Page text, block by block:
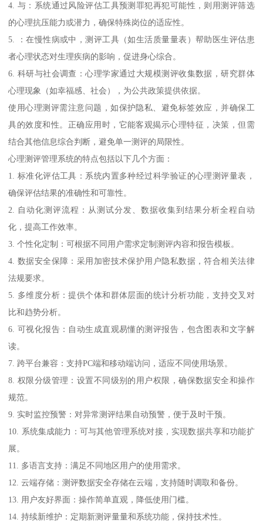
4. 与：系统通过风险评估工具预测罪犯再犯可能性，则用测评筛选
的心理抗压能力或潜力，确保特殊岗位的适应性。
5. ：在慢性病或中，测评工具（如生活质量量表）帮助医生评估患
者心理状态对生理疾病的影响，促进身心综合。
6. 科研与社会调查：心理学家通过大规模测评收集数据，研究群体
心理现象（如幸福感、社会），为公共政策提供依据。
使用心理测评需注意问题，如保护隐私、避免标签效应，并确保工
具的效度和性。正确应用时，它能客观揭示心理特征，决策，但需
结合其他信息综合判断，避免单一测评的局限性。
心理测评管理系统的特点包括以下几个方面：
1. 标准化评估工具：系统内置多种经过科学验证的心理测评量表，
确保评估结果的准确性和可靠性。
2. 自动化测评流程：从测试分发、数据收集到结果分析全程自动
化，提高工作效率。
3. 个性化定制：可根据不同用户需求定制测评内容和报告模板。
4. 数据安全保障：采用加密技术保护用户隐私数据，符合相关法律
法规要求。
5. 多维度分析：提供个体和群体层面的统计分析功能，支持交叉对
比和趋势分析。
6. 可视化报告：自动生成直观易懂的测评报告，包含图表和文字解
读。
7. 跨平台兼容：支持PC端和移动端访问，适应不同使用场景。
8. 权限分级管理：设置不同级别的用户权限，确保数据安全和操作
规范。
9. 实时监控预警：对异常测评结果自动预警，便于及时干预。
10. 系统集成能力：可与其他管理系统对接，实现数据共享和功能扩
展。
11. 多语言支持：满足不同地区用户的使用需求。
12. 云端存储：测评数据安全存储在云端，支持随时调取和备份。
13. 用户友好界面：操作简单直观，降低使用门槛。
14. 持续新维护：定期新测评量量和系统功能，保持技术性。